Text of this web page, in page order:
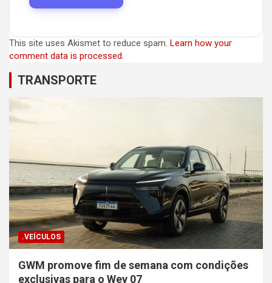
This site uses Akismet to reduce spam. Learn how your
comment data is processed.
TRANSPORTE
.VEÍCULOS
GWM promove fim de semana com condições
exclusivas para o Wey 07